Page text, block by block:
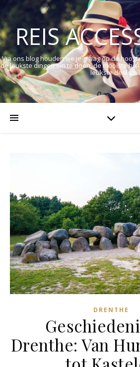
REIS
Via ons blog houden we je graag op de
de leukste dingen om te doen, de mooiste
leukste deals.
DRENTHE
Drenthe: Van